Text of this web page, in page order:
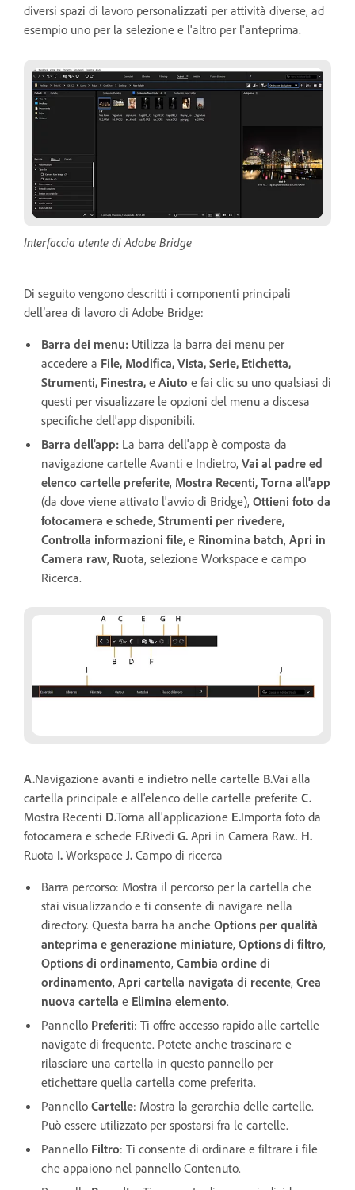
diversi spazi di lavoro personalizzati per attività diverse, ad
esempio uno per la selezione e l'altro per l'anteprima.
Interfaccia utente di Adobe Bridge
Di seguito vengono descritti i componenti principali
dell’area di lavoro di Adobe Bridge:
Barra dei menu: Utilizza la barra dei menu per
accedere a File, Modifica, Vista, Serie, Etichetta,
Strumenti, Finestra, e Aiuto e fai clic su uno qualsiasi di
questi per visualizzare le opzioni del menu a discesa
specifiche dell'app disponibili.
Barra dell'app: La barra dell'app è composta da
navigazione cartelle Avanti e Indietro, Vai al padre ed
elenco cartelle preferite, Mostra Recenti, Torna all'app
(da dove viene attivato l'avvio di Bridge), Ottieni foto da
fotocamera e schede, Strumenti per rivedere,
Controlla informazioni file, e Rinomina batch, Apri in
Camera raw, Ruota, selezione Workspace e campo
Ricerca.
A.Navigazione avanti e indietro nelle cartelle B.Vai alla
cartella principale e all'elenco delle cartelle preferite C.
Mostra Recenti D.Torna all'applicazione E.Importa foto da
fotocamera e schede F.Rivedi G. Apri in Camera Raw.. H.
Ruota I. Workspace J. Campo di ricerca
Barra percorso: Mostra il percorso per la cartella che
stai visualizzando e ti consente di navigare nella
directory. Questa barra ha anche Options per qualità
anteprima e generazione miniature, Options di filtro,
Options di ordinamento, Cambia ordine di
ordinamento, Apri cartella navigata di recente, Crea
nuova cartella e Elimina elemento.
Pannello Preferiti: Ti offre accesso rapido alle cartelle
navigate di frequente. Potete anche trascinare e
rilasciare una cartella in questo pannello per
etichettare quella cartella come preferita.
Pannello Cartelle: Mostra la gerarchia delle cartelle.
Può essere utilizzato per spostarsi fra le cartelle.
Pannello Filtro: Ti consente di ordinare e filtrare i file
che appaiono nel pannello Contenuto.